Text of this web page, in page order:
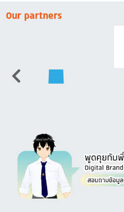
Our partners